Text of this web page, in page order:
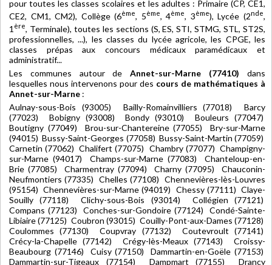
pour toutes les classes scolaires et les adultes : Primaire (CP, CE1,
CE2, CM1, CM2), Collège (6ème, 5ème, 4ème, 3ème), Lycée (2nde,
1 ère, Terminale), toutes les sections (S, ES, STI, STMG, STL, ST2S,
professionnelles, ...), les classes du lycée agricole, les CPGE, les
classes prépas aux concours médicaux paramédicaux et
administratif...
Les communes autour deAnnet-sur-Marne (77410) dans
lesquelles nous intervenons pour des cours de mathématiques à
Annet-sur-Marne :
Aulnay-sous-Bois (93005) Bailly-Romainvilliers (77018) Barcy
(77023) Bobigny (93008) Bondy (93010) Bouleurs (77047)
Boutigny (77049) Brou-sur-Chantereine (77055) Bry-sur-Marne
(94015) Bussy-Saint-Georges (77058) Bussy-Saint-Martin (77059)
Carnetin (77062) Chalifert (77075) Chambry (77077) Champigny-
sur-Marne (94017) Champs-sur-Marne (77083) Chanteloup-en-
Brie (77085) Charmentray (77094) Charny (77095) Chauconin-
Neufmontiers (77335) Chelles (77108) Chennevières-lès-Louvres
(95154) Chennevières-sur-Marne (94019) Chessy (77111) Claye-
Souilly (77118) Clichy-sous-Bois (93014) Collégien (77121)
Compans (77123) Conches-sur-Gondoire (77124) Condé-Sainte-
Libiaire (77125) Coubron (93015) Couilly-Pont-aux-Dames (77128)
Coulommes (77130) Coupvray (77132) Coutevroult (77141)
Crécy-la-Chapelle (77142) Crégy-lès-Meaux (77143) Croissy-
Beaubourg (77146) Cuisy (77150) Dammartin-en-Goële (77153)
Dammartin-sur-Tigeaux (77154) Dampmart (77155) Drancy